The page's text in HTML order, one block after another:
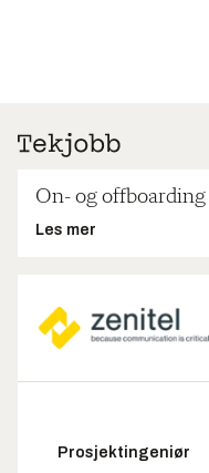
On- og offboarding
Les mer
Prosjektingeniør